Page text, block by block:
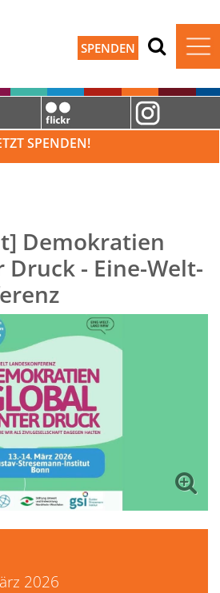
SPENDEN
SPENDEN!
Demokratien
- Eine-Welt-
2026